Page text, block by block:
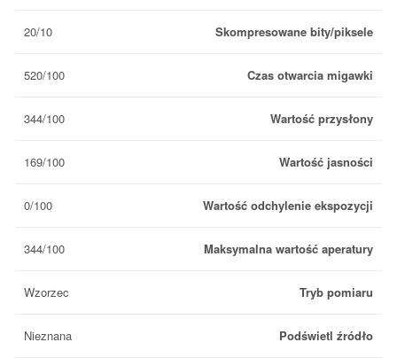
Skompresowane bity/piksele
20/10
Czas otwarcia migawki
520/100
Wartość przysłony
344/100
Wartość jasności
169/100
Wartość odchylenie ekspozycji
0/100
Maksymalna wartość aperatury
344/100
Tryb pomiaru
Wzorzec
Podświetl źródło
Nieznana